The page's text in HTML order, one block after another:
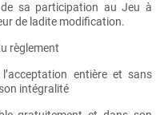
sa participation au Jeu à
de ladite modification.
règlement
entière et sans
intégralité